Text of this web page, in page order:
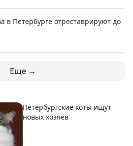
в Петербурге отреставрируют до
Еще →
Петербургские коты ищут
новых хозяев